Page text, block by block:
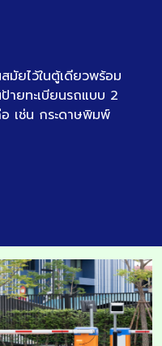
มัยไว้ในตู้เดียวพร้อม
ายทะเบียนรถแบบ 2
เช่น กระดาษพิมพ์